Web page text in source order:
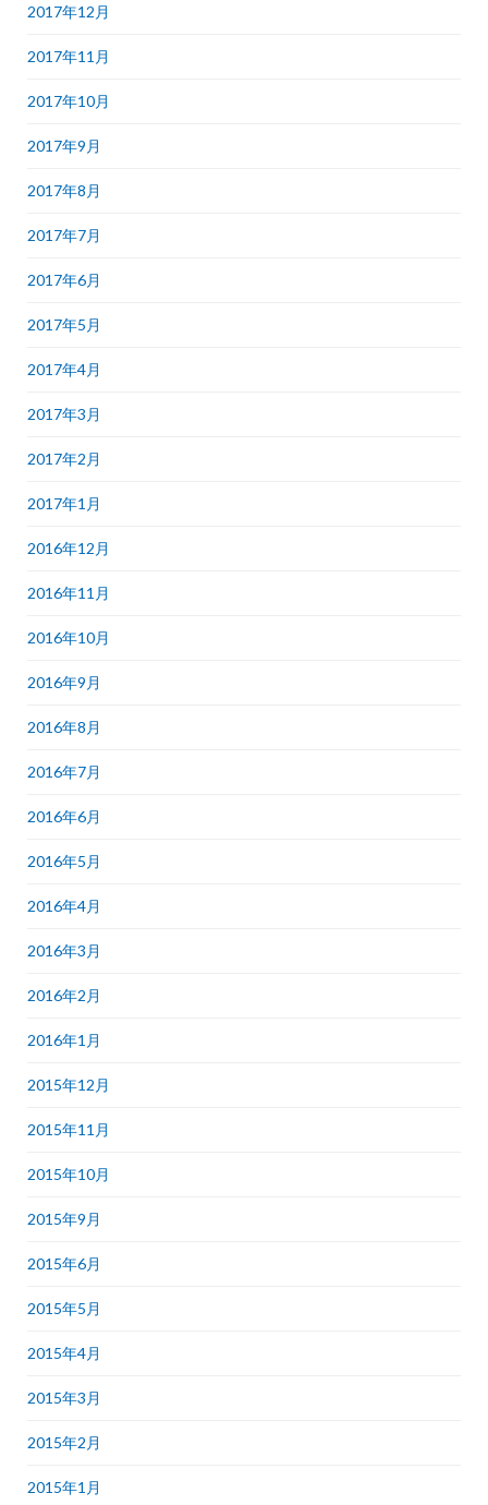
2017年12月
2017年11月
2017年10月
2017年9月
2017年8月
2017年7月
2017年6月
2017年5月
2017年4月
2017年3月
2017年2月
2017年1月
2016年12月
2016年11月
2016年10月
2016年9月
2016年8月
2016年7月
2016年6月
2016年5月
2016年4月
2016年3月
2016年2月
2016年1月
2015年12月
2015年11月
2015年10月
2015年9月
2015年6月
2015年5月
2015年4月
2015年3月
2015年2月
2015年1月